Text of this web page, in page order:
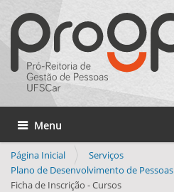
Toggle navigation
Página Inicial
Serviços
Plano de Desenvolvimento de Pessoas
Ficha de Inscrição - Cursos